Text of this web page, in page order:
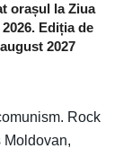
orașul la Ziua
Ediția de
2027
Rock
Moldovan,